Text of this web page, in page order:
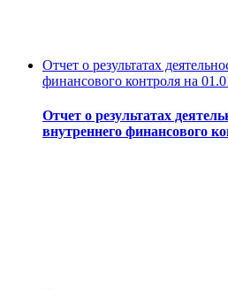
Отчет о результатах
финансового контроля на
Отчет о результатах
внутреннего финансового